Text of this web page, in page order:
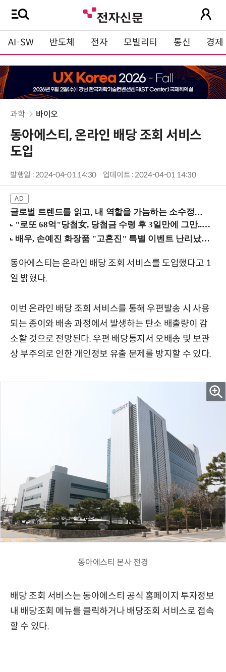
AI·SW 반도체 전자 모빌리티 통신 경제
과학 바이오
동아에스티, 온라인 배당 조회 서비스
도입
발행일 : 2024-04-01 14:30 업데이트 : 2024-04-01 14:30
글로벌 트렌드를 읽고, 내 역할을 가늠하는 소수정예 실습 워크숍 (8/28 신논현역)
동아에스티는 온라인 배당 조회 서비스를 도입했다고 1
일 밝혔다.
이번 온라인 배당 조회 서비스를 통해 우편발송 시 사용
되는 종이와 배송 과정에서 발생하는 탄소 배출량이 감
소할 것으로 전망된다. 우편 배당통지서 오배송 및 보관
상 부주의로 인한 개인정보 유출 문제를 방지할 수 있다.
동아에스티 본사 전경
배당 조회 서비스는 동아에스티 공식 홈페이지 투자정보
내 배당조회 메뉴를 클릭하거나 배당조회 서비스로 접속
할 수 있다.